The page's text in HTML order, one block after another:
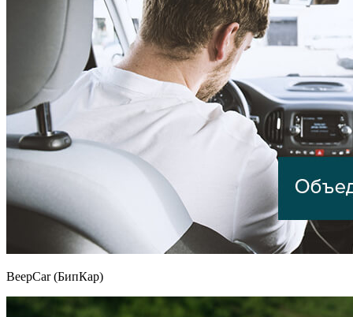
BeepCar (БипКар)